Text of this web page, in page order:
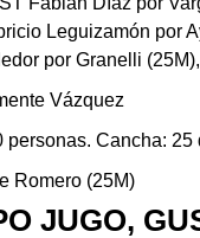
Leguizamón por
por Granelli
Vázquez
personas. Cancha: 25
Romero (25M)
JUGO,